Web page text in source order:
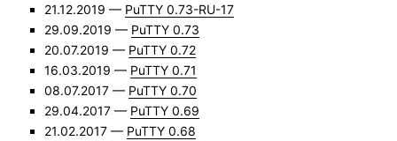
21.12.2019 — PuTTY 0.73-RU-17
29.09.2019 — PuTTY 0.73
20.07.2019 — PuTTY 0.72
16.03.2019 — PuTTY 0.71
08.07.2017 — PuTTY 0.70
29.04.2017 — PuTTY 0.69
21.02.2017 — PuTTY 0.68